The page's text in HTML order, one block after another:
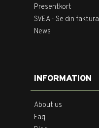
Presentkort
SVEA - Se din faktura
News
INFORMATION
About us
Faq